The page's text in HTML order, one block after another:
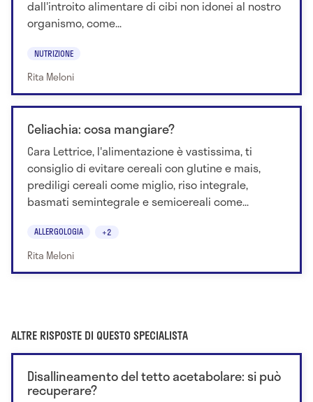
dall'introito alimentare di cibi non idonei al nostro
organismo, come...
NUTRIZIONE
Rita Meloni
Celiachia: cosa mangiare?
Cara Lettrice, l'alimentazione è vastissima, ti
consiglio di evitare cereali con glutine e mais,
prediligi cereali come miglio, riso integrale,
basmati semintegrale e semicereali come...
ALLERGOLOGIA +2
Rita Meloni
ALTRE RISPOSTE DI QUESTO SPECIALISTA
Disallineamento del tetto acetabolare: si può
recuperare?